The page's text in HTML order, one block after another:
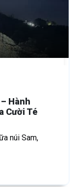
Hành
Cười Té
núi Sam,